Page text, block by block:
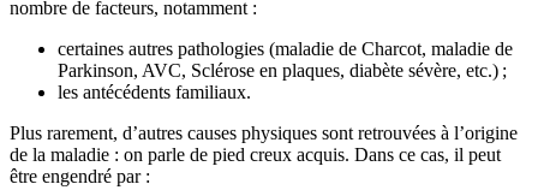
nombre de facteurs, notamment :
certaines autres pathologies (maladie de Charcot, maladie de
Parkinson, AVC, Sclérose en plaques, diabète sévère, etc.) ;
les antécédents familiaux.
Plus rarement, d’autres causes physiques sont retrouvées à l’origine
de la maladie : on parle de pied creux acquis. Dans ce cas, il peut
être engendré par :